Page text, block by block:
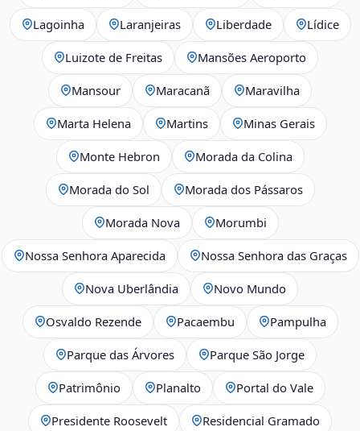
Lagoinha Laranjeiras Liberdade Lídice
Luizote de Freitas Mansões Aeroporto
Mansour Maracanã Maravilha
Marta Helena Martins Minas Gerais
Monte Hebron Morada da Colina
Morada do Sol Morada dos Pássaros
Morada Nova Morumbi
Nossa Senhora Aparecida Nossa Senhora das Graças
Nova Uberlândia Novo Mundo
Osvaldo Rezende Pacaembu Pampulha
Parque das Árvores Parque São Jorge
Patrimônio Planalto Portal do Vale
Presidente Roosevelt Residencial Gramado